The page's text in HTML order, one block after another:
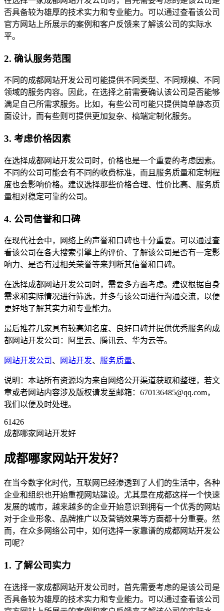
否具备较为雄厚的技术实力和专业能力。可以通过查看该公司
官方网站上所展示的案例和客户反馈来了解该公司的实际水
平。
2. 确认服务范围
不同的成都网站开发公司可能提供不同类型、不同规模、不同
领域的服务内容。因此，在选择之前需要确认该公司是否能够
满足自己所需求服务。比如，有些公司可能只提供简单静态页
面设计，而有些则可提供更加复杂、槁端定制化服务。
3. 考虑价格因素
在选择成都网站开发公司时，价格也是一个重要的考虑因素。
不同的公司可能会有不同的收费标准，而且服务质量和定制程
度也会影响价格。建议选择那些价格合理、性价比高、服务质
量相对稳定可靠的公司。
4. 公司信誉和口碑
在现代社会中，网络上的声誉和口碑也十分重要。可以通过查
看该公司在各大搜索引擎上的评价、了解该公司是否有一定影
响力、是否有过相关荣誉等来判断其信誉和口碑。
在选择成都网站开发公司时，需要多方面考虑。建议根据自身
需求和实际情况进行筛选，并多与该公司进行沟通交流，以便
更好地了解其实力和专业能力。
最后推荐几家具有较高知名度、良好口碑并提供优秀服务的成
都网站开发公司：阿里云、腾讯云、华为云等。
网站开发公司 、 网站开发、 服务质量、
说明：本站所有资源均为来自网络公开渠道获取和整理，若文
章或者网站内容涉及版权请发至邮箱：670136485@qq.com，
我们以便及时处理。
61426
成都哪家网站开发好
成都哪家网站开发好？
在当今数字化时代，互联网已经渗透到了人们的生活中，各种
企业和组织也开始重视网站建设。尤其是在成都这样一个快速
发展的城市，越来越多的企业开始意识到拥有一个优秀的网站
对于企业形象、品牌推广以及营销效果等方面都十分重要。然
而，在众多网络公司中，如何选择一家靠谱的成都网站开发公
司呢？
1. 了解公司实力
在选择一家成都网站开发公司时，首先需要考虑的是该公司是
否具备较为雄厚的技术实力和专业能力。可以通过查看该公司